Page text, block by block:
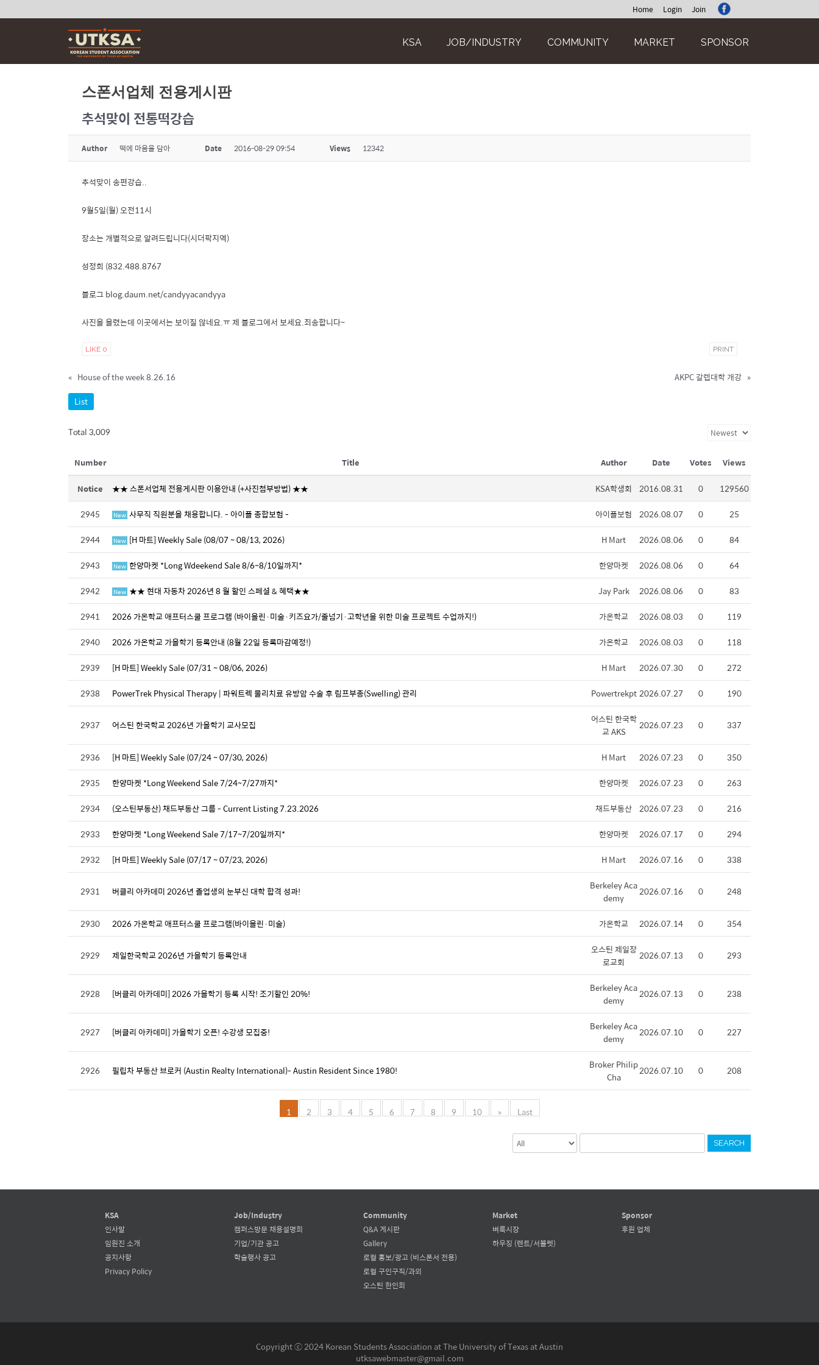
Home Login Join
KSA JOB/INDUSTRY COMMUNITY MARKET SPONSOR
스폰서업체 전용게시판
추석맞이 전통떡강습
Author 떡에 마음을 담아 Date 2016-08-29 09:54 Views 12342
추석맞이 송편강습..
9월5일(월) 오전11시
장소는 개별적으로 알려드립니다(시더팍지역)
성정희 (832.488.8767
블로그 blog.daum.net/candyyacandyya
사진을 올렸는데 이곳에서는 보이질 않네요.ㅠ 제 블로그에서 보세요.죄송합니다~
LIKE 0 PRINT
« House of the week 8.26.16 AKPC 갈렙대학 개강 »
List
Total 3,009
Number Title Author Date Votes Views
Notice ★★ 스폰서업체 전용게시판 이용안내 (+사진첨부방법) ★★ KSA학생회 2016.08.31 0
129560
2945
New 사무직 직원분을 채용합니다. - 아이플 종합보험 - 아이플보험 2026.08.07 0
25
2944
New [H 마트] Weekly Sale (08/07 ~ 08/13, 2026) H Mart 2026.08.06 0
84
2943
New 한양마켓 *Long Wdeekend Sale 8/6~8/10일까지* 한양마켓 2026.08.06 0
64
2942
New ★★ 현대 자동차 2026년 8 월 할인 스페셜 & 혜택★★ Jay Park 2026.08.06 0
83
2941
2026 가온학교 애프터스쿨 프로그램 (바이올린·미술·키즈요가/줄넘기·고학년을 위한 미술 프로젝트 수업까지!) 가온학교 2026.08.03 0
119
2940
2026 가온학교 가을학기 등록안내 (8월 22일 등록마감예정!) 가온학교 2026.08.03 0
118
2939
[H 마트] Weekly Sale (07/31 ~ 08/06, 2026) H Mart 2026.07.30 0
272
2938
PowerTrek Physical Therapy | 파워트렉 물리치료 유방암 수술 후 림프부종(Swelling) 관리 Powertrekpt 2026.07.27 0 190
2937 어스틴 한국학교 2026년 가을학기 교사모집
어스틴 한국학
교 AKS
2026.07.23 0 337
2936 [H 마트] Weekly Sale (07/24 ~ 07/30, 2026) H Mart 2026.07.23 0
350
2935
한양마켓 *Long Weekend Sale 7/24~7/27까지* 한양마켓 2026.07.23 0
263
2934
(오스틴부동산) 채드부동산 그룹 - Current Listing 7.23.2026 채드부동산 2026.07.23 0
216
2933
한양마켓 *Long Weekend Sale 7/17~7/20일까지* 한양마켓 2026.07.17 0
294
2932
[H 마트] Weekly Sale (07/17 ~ 07/23, 2026) H Mart 2026.07.16 0 338
2931 버클리 아카데미 2026년 졸업생의 눈부신 대학 합격 성과!
Berkeley Aca
demy
2026.07.16 0 248
2930 2026 가온학교 애프터스쿨 프로그램(바이올린·미술) 가온학교 2026.07.14 0 354
2929 제일한국학교 2026년 가을학기 등록안내
오스틴 제일장
로교회
2026.07.13 0 293
2928 [버클리 아카데미] 2026 가을학기 등록 시작! 조기할인 20%!
Berkeley Aca
demy
2026.07.13 0 238
2927 [버클리 아카데미] 가을학기 오픈! 수강생 모집중!
Berkeley Aca
demy
2026.07.10 0 227
2926 필립차 부동산 브로커 (Austin Realty International)- Austin Resident Since 1980!
Broker Philip
Cha
2026.07.10 0 208
1 2 3 4 5 6 7 8 9 10 » Last
SEARCH
KSA
인사말
임원진 소개
공지사항
Privacy Policy
Job/Industry
캠퍼스방문 채용설명회
기업/기관 공고
학술행사 공고
Community
Q&A 게시판
Gallery
로컬 홍보/광고 (비스폰서 전용)
로컬 구인구직/과외
오스틴 한인회
Market
벼룩시장
하우징 (렌트/서블렛)
Sponsor
후원 업체
Copyright ⓒ 2024 Korean Students Association at The University of Texas at Austin
utksawebmaster@gmail.com